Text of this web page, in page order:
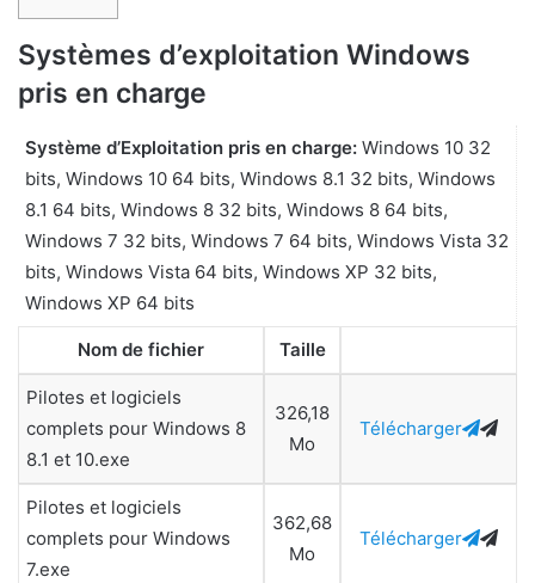
Systèmes d’exploitation Windows
pris en charge
Système d’Exploitation pris en charge: Windows 10 32
bits, Windows 10 64 bits, Windows 8.1 32 bits, Windows
8.1 64 bits, Windows 8 32 bits, Windows 8 64 bits,
Windows 7 32 bits, Windows 7 64 bits, Windows Vista 32
bits, Windows Vista 64 bits, Windows XP 32 bits,
Windows XP 64 bits
Nom de fichier Taille
Pilotes et logiciels
complets pour Windows 8
8.1 et 10.exe
326,18
Mo
Télécharger
Pilotes et logiciels
complets pour Windows
7.exe
362,68
Mo
Télécharger